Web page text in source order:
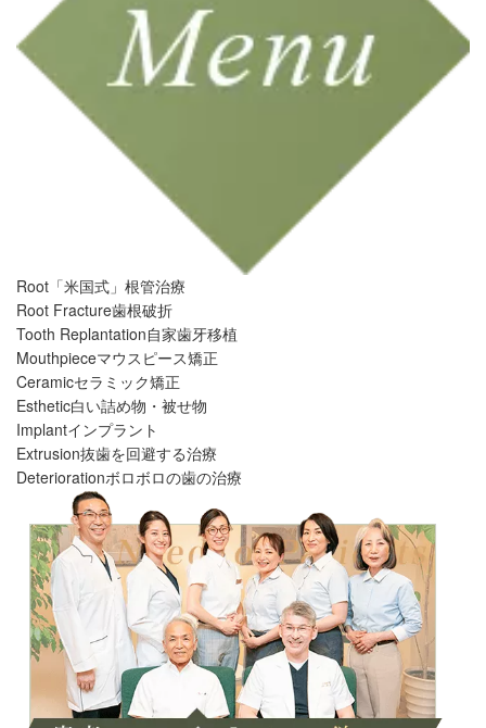
Root「米国式」根管治療
Root Fracture歯根破折
Tooth Replantation 自家歯牙移植
Mouthpieceマウスピース矯正
Ceramicセラミック矯正
Esthetic白い詰め物・被せ物
Implantインプラント
Extrusion抜歯を回避する治療
Deteriorationボロボロの歯の治療